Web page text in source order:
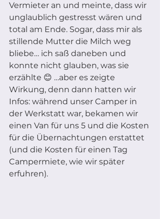
Vermieter an und meinte, dass wir
unglaublich gestresst wären und
total am Ende. Sogar, dass mir als
stillende Mutter die Milch weg
bliebe… ich saß daneben und
konnte nicht glauben, was sie
erzählte 😊 …aber es zeigte
Wirkung, denn dann hatten wir
Infos: während unser Camper in
der Werkstatt war, bekamen wir
einen Van für uns 5 und die Kosten
für die Übernachtungen erstattet
(und die Kosten für einen Tag
Campermiete, wie wir später
erfuhren).